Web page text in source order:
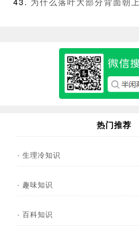
热门推荐
· 生理冷知识
· 趣味知识
· 百科知识